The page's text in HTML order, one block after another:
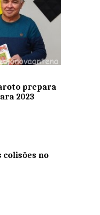
prepara
2023
colisões no